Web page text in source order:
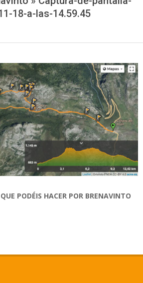
18-a-las-14.59.45
PODÉIS HACER POR BRENAVINTO